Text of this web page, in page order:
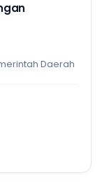
Daerah